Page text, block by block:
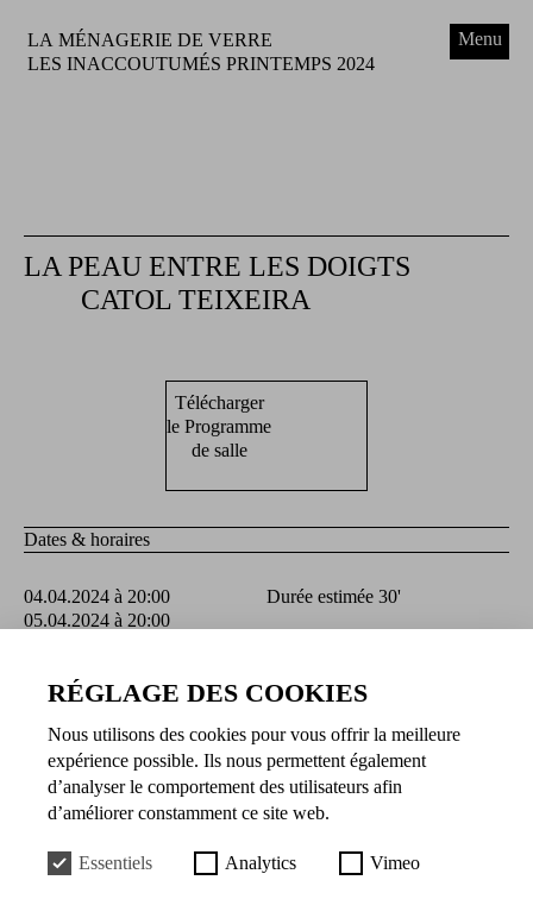
LA MÉNAGERIE DE VERRE
LES INACCOUTUMÉS PRINTEMPS 2024
Menu
LA PEAU ENTRE LES DOIGTS
CATOL TEIXEIRA
Télécharger
le Programme
de salle
Dates & horaires
04.04.2024 à 20:00
05.04.2024 à 20:00
Durée estimée 30'
Tarif unique 5€
Présentation
Le travail chorégraphique de Catol Teixeira compose avec les
danseur·se improvise au contact de la présence, des regards et
des mouvements du public qui devient ellui-même acteur·rice de
RÉGLAGE DES COOKIES
Nous utilisons des cookies pour vous offrir la meilleure
expérience possible. Ils nous permettent également
d’analyser le comportement des utilisateurs afin
d’améliorer constamment ce site web.
Essentiels Analytics Vimeo